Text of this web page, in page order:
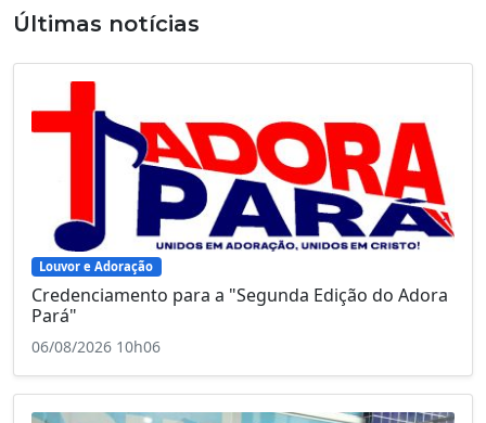
Últimas notícias
Louvor e Adoração
Credenciamento para a "Segunda Edição do Adora
Pará"
06/08/2026 10h06